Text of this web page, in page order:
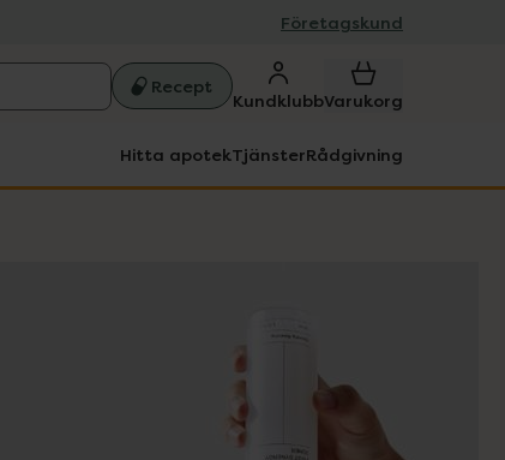
Företagskund
Recept
KundklubbVarukorg
Hitta apotekTjänsterRådgivning